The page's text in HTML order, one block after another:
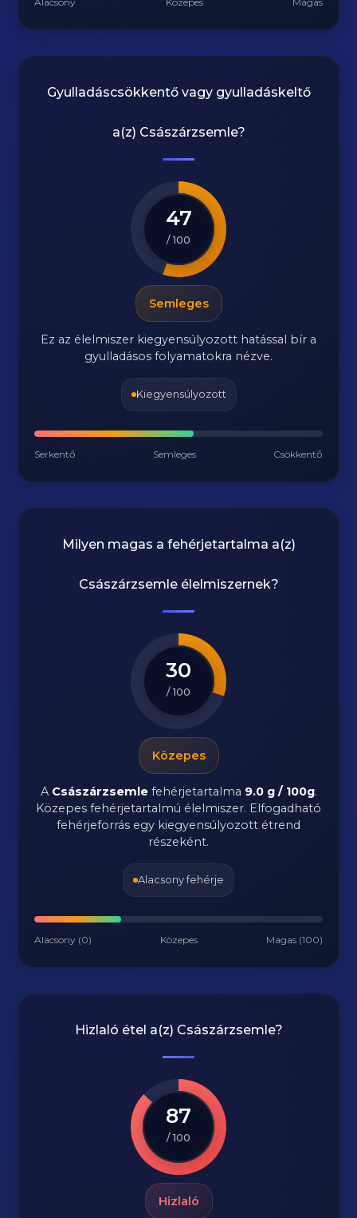
Gyulladáscsökkentő vagy gyulladáskeltő
a(z) Császárzsemle?
47
/ 100
Semleges
Ez az élelmiszer kiegyensúlyozott hatással bír a
gyulladásos folyamatokra nézve.
Kiegyensúlyozott
Serkentő Semleges Csökkentő
Milyen magas a fehérjetartalma a(z)
Császárzsemleélelmiszernek?
30
/ 100
Közepes
A Császárzsemlefehérjetartalma 9.0 g / 100g.
Közepes fehérjetartalmú élelmiszer. Elfogadható
fehérjeforrás egy kiegyensúlyozott étrend
részeként.
Alacsony fehérje
Alacsony (0) Közepes Magas (100)
Hizlaló étel a(z) Császárzsemle?
87
/ 100
Hizlaló